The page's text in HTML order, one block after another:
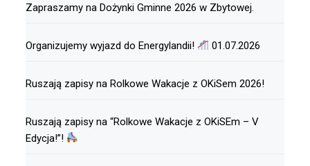
Zapraszamy na Dożynki Gminne 2026 w Zbytowej.
Organizujemy wyjazd do Energylandii! 01.07.2026
Ruszają zapisy na Rolkowe Wakacje z OKiSem 2026!
Ruszają zapisy na “Rolkowe Wakacje z OKiSEm – V
Edycja!”!